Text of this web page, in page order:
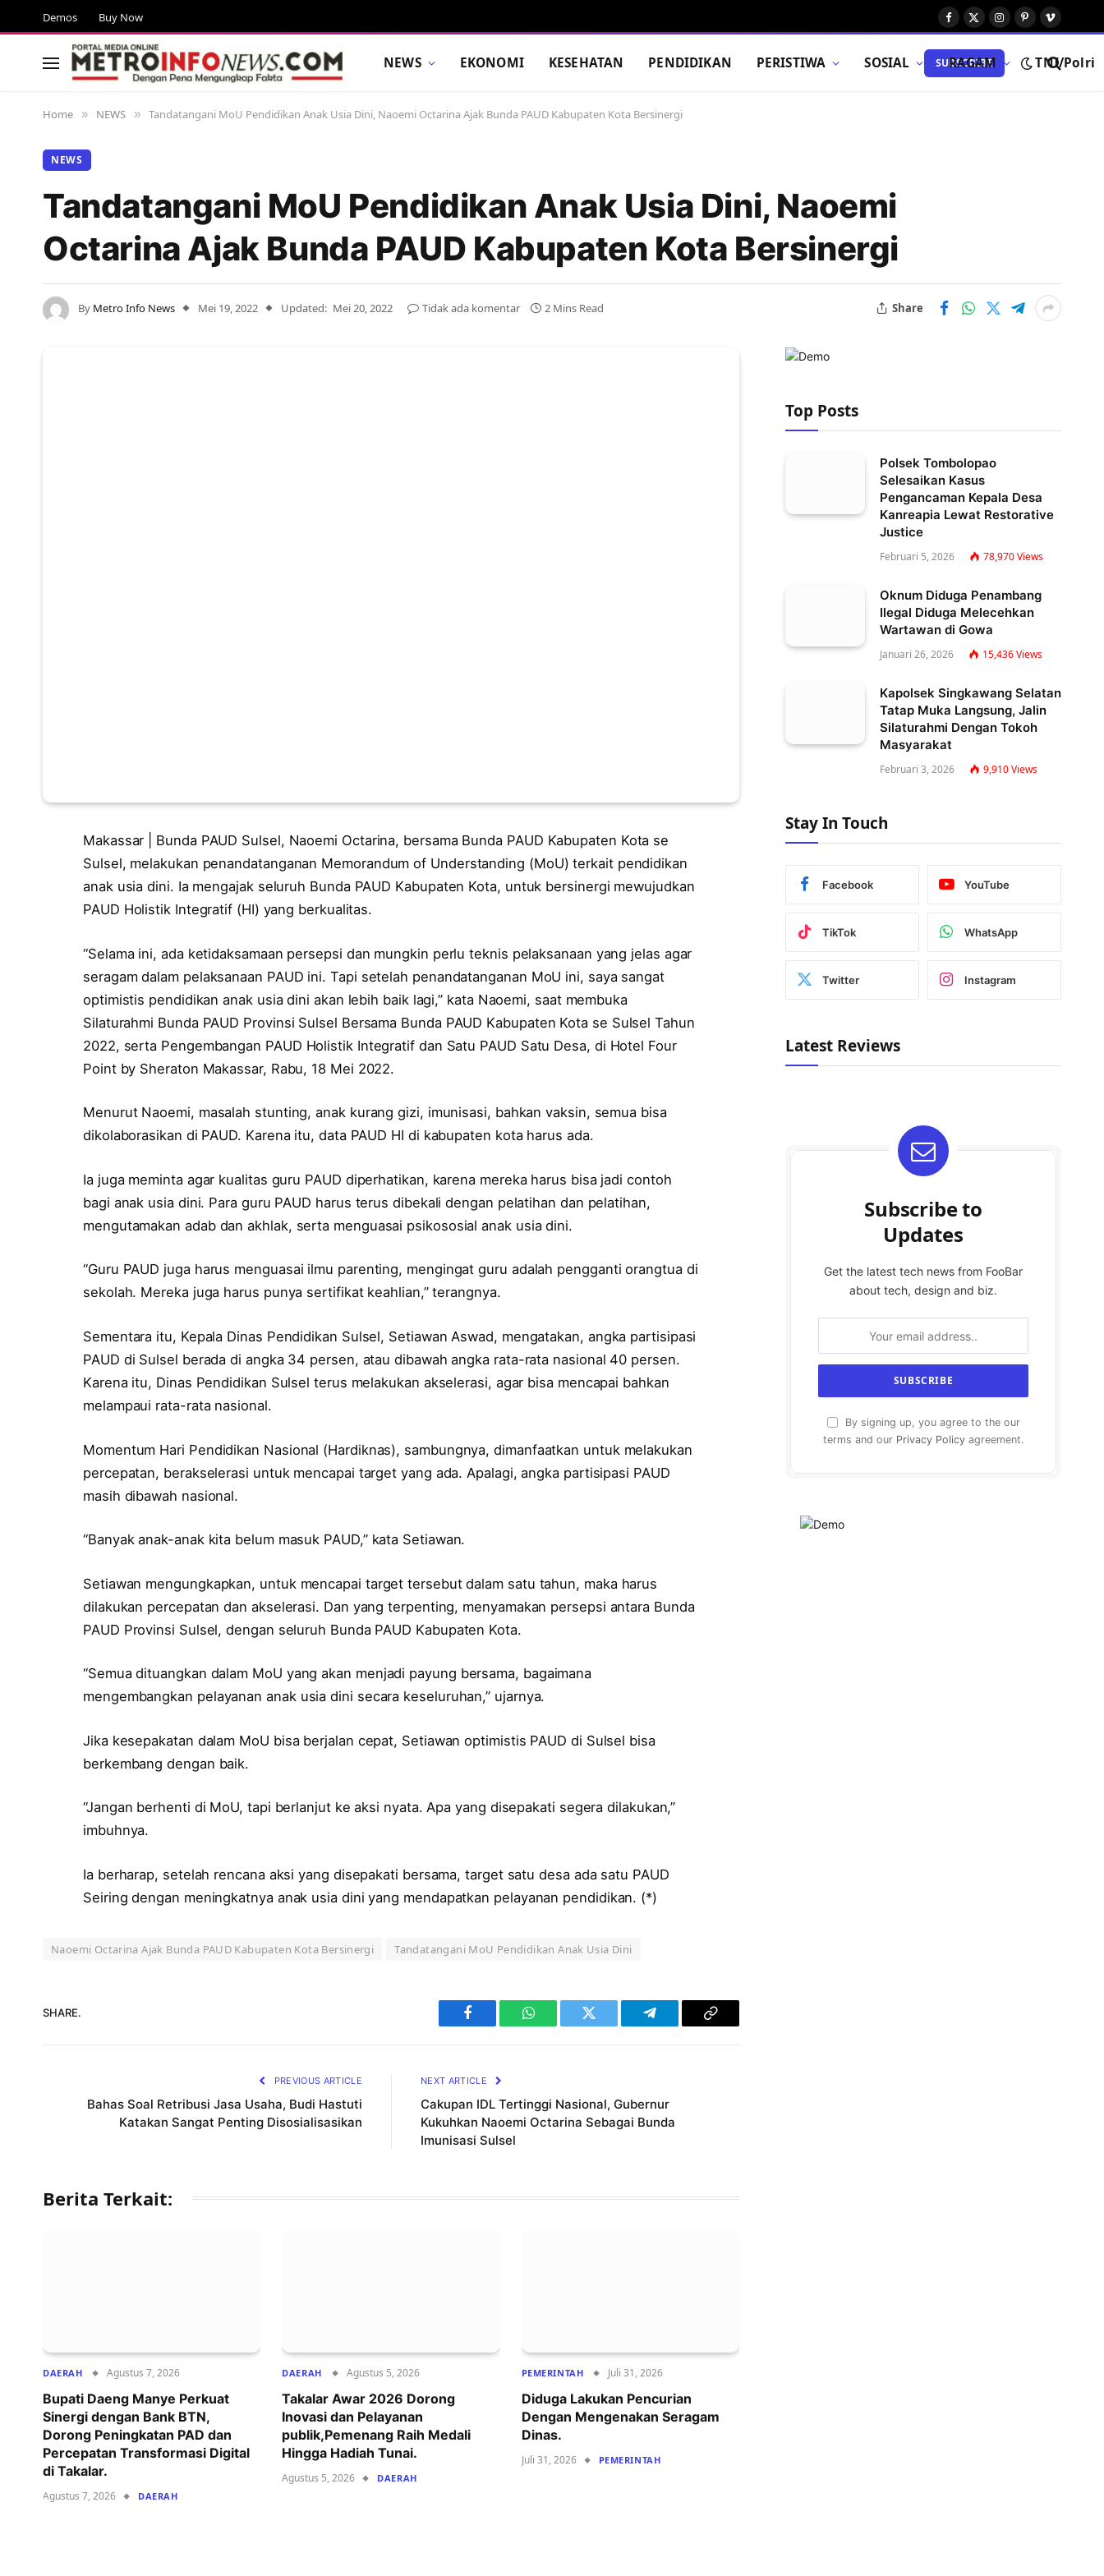
Demos Buy Now
Facebook
X
Instagram
Pinterest
Vimeo
NEWS EKONOMI KESEHATAN PENDIDIKAN PERISTIWA SOSIAL RAGAM TNI/Polri
SUBSCRIBE
Home » NEWS » Tandatangani MoU Pendidikan Anak Usia Dini, Naoemi Octarina Ajak Bunda PAUD Kabupaten Kota Bersinergi
NEWS
Tandatangani MoU Pendidikan Anak Usia Dini, Naoemi
Octarina Ajak Bunda PAUD Kabupaten Kota Bersinergi
By Metro Info News Mei 19, 2022 Updated: Mei 20, 2022 Tidak ada komentar 2 Mins Read Share
Makassar | Bunda PAUD Sulsel, Naoemi Octarina, bersama Bunda PAUD Kabupaten Kota se
Sulsel, melakukan penandatanganan Memorandum of Understanding (MoU) terkait pendidikan
anak usia dini. Ia mengajak seluruh Bunda PAUD Kabupaten Kota, untuk bersinergi mewujudkan
PAUD Holistik Integratif (HI) yang berkualitas.
“Selama ini, ada ketidaksamaan persepsi dan mungkin perlu teknis pelaksanaan yang jelas agar
seragam dalam pelaksanaan PAUD ini. Tapi setelah penandatanganan MoU ini, saya sangat
optimistis pendidikan anak usia dini akan lebih baik lagi,” kata Naoemi, saat membuka
Silaturahmi Bunda PAUD Provinsi Sulsel Bersama Bunda PAUD Kabupaten Kota se Sulsel Tahun
2022, serta Pengembangan PAUD Holistik Integratif dan Satu PAUD Satu Desa, di Hotel Four
Point by Sheraton Makassar, Rabu, 18 Mei 2022.
Menurut Naoemi, masalah stunting, anak kurang gizi, imunisasi, bahkan vaksin, semua bisa
dikolaborasikan di PAUD. Karena itu, data PAUD HI di kabupaten kota harus ada.
Ia juga meminta agar kualitas guru PAUD diperhatikan, karena mereka harus bisa jadi contoh
bagi anak usia dini. Para guru PAUD harus terus dibekali dengan pelatihan dan pelatihan,
mengutamakan adab dan akhlak, serta menguasai psikososial anak usia dini.
“Guru PAUD juga harus menguasai ilmu parenting, mengingat guru adalah pengganti orangtua di
sekolah. Mereka juga harus punya sertifikat keahlian,” terangnya.
Sementara itu, Kepala Dinas Pendidikan Sulsel, Setiawan Aswad, mengatakan, angka partisipasi
PAUD di Sulsel berada di angka 34 persen, atau dibawah angka rata-rata nasional 40 persen.
Karena itu, Dinas Pendidikan Sulsel terus melakukan akselerasi, agar bisa mencapai bahkan
melampaui rata-rata nasional.
Momentum Hari Pendidikan Nasional (Hardiknas), sambungnya, dimanfaatkan untuk melakukan
percepatan, berakselerasi untuk mencapai target yang ada. Apalagi, angka partisipasi PAUD
masih dibawah nasional.
“Banyak anak-anak kita belum masuk PAUD,” kata Setiawan.
Setiawan mengungkapkan, untuk mencapai target tersebut dalam satu tahun, maka harus
dilakukan percepatan dan akselerasi. Dan yang terpenting, menyamakan persepsi antara Bunda
PAUD Provinsi Sulsel, dengan seluruh Bunda PAUD Kabupaten Kota.
“Semua dituangkan dalam MoU yang akan menjadi payung bersama, bagaimana
mengembangkan pelayanan anak usia dini secara keseluruhan,” ujarnya.
Jika kesepakatan dalam MoU bisa berjalan cepat, Setiawan optimistis PAUD di Sulsel bisa
berkembang dengan baik.
“Jangan berhenti di MoU, tapi berlanjut ke aksi nyata. Apa yang disepakati segera dilakukan,”
imbuhnya.
Ia berharap, setelah rencana aksi yang disepakati bersama, target satu desa ada satu PAUD
Seiring dengan meningkatnya anak usia dini yang mendapatkan pelayanan pendidikan. (*)
Naoemi Octarina Ajak Bunda PAUD Kabupaten Kota Bersinergi Tandatangani MoU Pendidikan Anak Usia Dini
SHARE.
Facebook WhatsAppTwitter Telegram Copy
PREVIOUS ARTICLE
Bahas Soal Retribusi Jasa Usaha, Budi Hastuti
Katakan Sangat Penting Disosialisasikan
NEXT ARTICLE
Cakupan IDL Tertinggi Nasional, Gubernur
Kukuhkan Naoemi Octarina Sebagai Bunda
Imunisasi Sulsel
Berita Terkait:
DAERAH Agustus 7, 2026
Bupati Daeng Manye Perkuat
Sinergi dengan Bank BTN,
Dorong Peningkatan PAD dan
Percepatan Transformasi Digital
di Takalar.
Agustus 7, 2026 DAERAH
DAERAH Agustus 5, 2026
Takalar Awar 2026 Dorong
Inovasi dan Pelayanan
publik,Pemenang Raih Medali
Hingga Hadiah Tunai.
Agustus 5, 2026 DAERAH
PEMERINTAH Juli 31, 2026
Diduga Lakukan Pencurian
Dengan Mengenakan Seragam
Dinas.
Juli 31, 2026 PEMERINTAH
Top Posts
Polsek Tombolopao
Selesaikan Kasus
Pengancaman Kepala Desa
Kanreapia Lewat Restorative
Justice
Februari 5, 2026 78,970Views
Oknum Diduga Penambang
Ilegal Diduga Melecehkan
Wartawan di Gowa
Januari 26, 2026 15,436Views
Kapolsek Singkawang Selatan
Tatap Muka Langsung, Jalin
Silaturahmi Dengan Tokoh
Masyarakat
Februari 3, 2026 9,910Views
Stay In Touch
Facebook YouTube
TikTok WhatsApp
Twitter Instagram
Latest Reviews
Subscribe to
Updates
Get the latest tech news from FooBar
about tech, design and biz.
By signing up, you agree to the our
terms and our Privacy Policy agreement.